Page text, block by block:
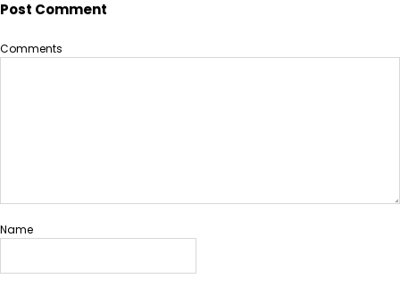
Post Comment
Comments
Name